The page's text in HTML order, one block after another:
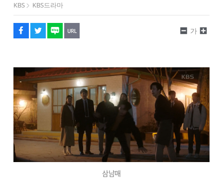
KBS
KBS드라마
가
삼남매